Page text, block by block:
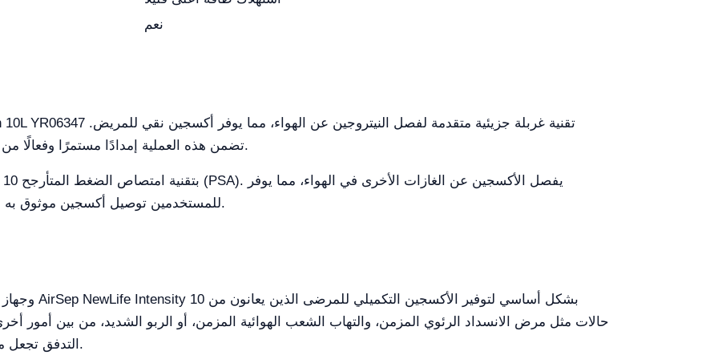
نعم
تضمن هذه العملية إمدادًا مستمرًا وفعالًا من الأكسجين، يلبي احتياجات المستخدم المحددة.
للمستخدمين توصيل أكسجين موثوق به مثالي للاستخدام في المنزل والبيئات السريرية.
حالات مثل مرض الانسداد الرئوي المزمن، والتهاب الشعب الهوائية المزمن، أو الربو الشديد، من بين أمور
التدفق تجعل منهما لا غنى عنهما في إدارة الأمراض التنفسية.